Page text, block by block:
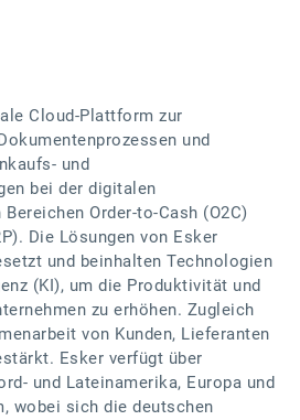
Cloud-Plattform zur
und
und
bei der digitalen
Order-to-Cash (O2C)
Die Lösungen von Esker
und beinhalten Technologien
(KI), um die Produktivität und
zu erhöhen. Zugleich
von Kunden, Lieferanten
Esker verfügt über
und Lateinamerika, Europa und
wobei sich die deutschen